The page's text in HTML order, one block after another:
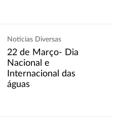
Notícias Diversas
22 de Março- Dia
Nacional e
Internacional das
águas